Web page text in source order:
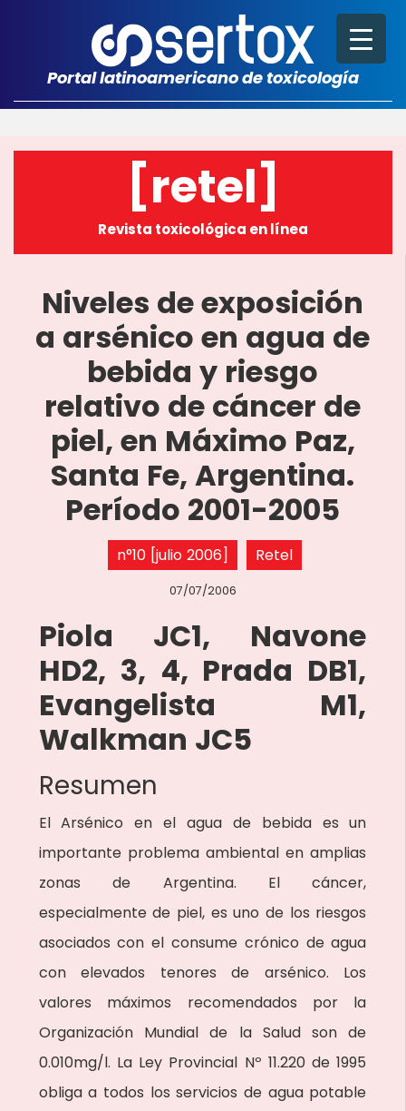
Portal latinoamericano de toxicología
[retel]
Revista toxicológica en línea
Niveles de exposición
a arsénico en agua de
bebida y riesgo
relativo de cáncer de
piel, en Máximo Paz,
Santa Fe, Argentina.
Período 2001-2005
n°10 [julio 2006] Retel
07/07/2006
Piola JC1, Navone
HD2, 3, 4, Prada DB1,
Evangelista M1,
Walkman JC5
Resumen
El Arsénico en el agua de bebida es un
importante problema ambiental en amplias
zonas de Argentina. El cáncer,
especialmente de piel, es uno de los riesgos
asociados con el consume crónico de agua
con elevados tenores de arsénico. Los
valores máximos recomendados por la
Organización Mundial de la Salud son de
0.010mg/l. La Ley Provincial Nº 11.220 de 1995
obliga a todos los servicios de agua potable